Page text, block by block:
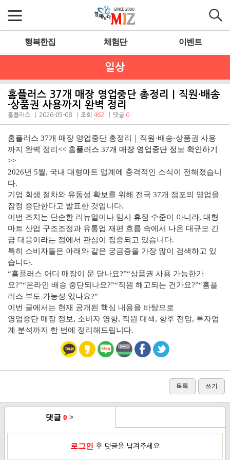
행복한집 체험단 이벤트
일상
홈플러스 37개 매장 영업중단 총정리｜직원·배송
·상품권 사용까지 완벽 정리
홈플러스 2026-05-08 조회 462 댓글 0
홈플러스 37개 매장 영업중단 총정리｜직원·배송·상품권 사용
까지 완벽 정리 << 홈플러스 37개 매장 영업중단 정보 확인하기
>>
2026년 5월, 국내 대형마트 업계에 충격적인 소식이 전해졌습니
다.
기업 회생 절차와 유동성 확보를 위해 전국 37개 점포의 영업을
잠정 중단한다고 발표한 것입니다.
이번 조치는 단순한 리뉴얼이나 임시 휴점 수준이 아니라, 대형
마트 산업 구조조정과 유통업 재편 흐름 속에서 나온 대규모 긴
급 대응이라는 점에서 관심이 집중되고 있습니다.
특히 소비자들은 아래와 같은 궁금증을 가장 많이 검색하고 있
습니다.
“홈플러스 어디 매장이 문 닫나요?”“상품권 사용 가능한가
요?”“온라인 배송 중단되나요?”“직원 해고되는 건가요?”“홈플
러스 부도 가능성 있나요?”
이번 글에서는 현재 공개된 핵심 내용을 바탕으로
영업중단 매장 정보, 소비자 영향, 직원 대책, 향후 전망, 투자업
계 분석까지 한 번에 정리해드립니다.
목록 쓰기
댓글 0 >
로그인 후 덧글을 남겨주세요